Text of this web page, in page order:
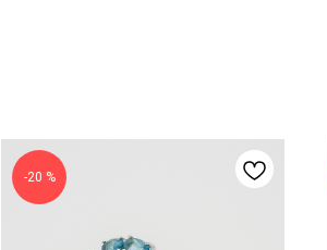
-20 %